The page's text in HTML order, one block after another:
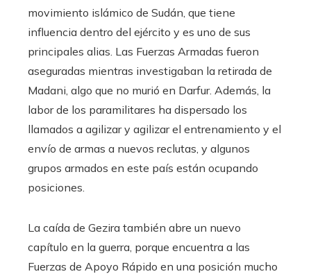
movimiento islámico de Sudán, que tiene
influencia dentro del ejército y es uno de sus
principales alias. Las Fuerzas Armadas fueron
aseguradas mientras investigaban la retirada de
Madani, algo que no murió en Darfur. Además, la
labor de los paramilitares ha dispersado los
llamados a agilizar y agilizar el entrenamiento y el
envío de armas a nuevos reclutas, y algunos
grupos armados en este país están ocupando
posiciones.
La caída de Gezira también abre un nuevo
capítulo en la guerra, porque encuentra a las
Fuerzas de Apoyo Rápido en una posición mucho